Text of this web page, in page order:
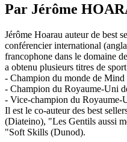
Par Jérôme
Jérôme Hoarau auteur de best
conférencier international
francophone dans le domaine
a obtenu plusieurs titres de
- Champion du monde de
- Champion du Royaume-Uni
- Vice-champion du Royaume-
Il est le co-auteur des best
(Diateino), "Les Gentils aussi
"Soft Skills (Dunod).